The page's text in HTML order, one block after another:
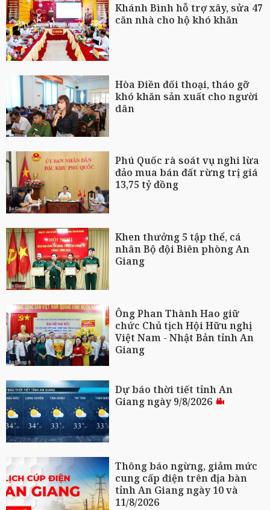
Khánh Bình hỗ trợ xây, sửa 47
căn nhà cho hộ khó khăn
Hòa Điền đối thoại, tháo gỡ
khó khăn sản xuất cho người
dân
Phú Quốc rà soát vụ nghi lừa
đảo mua bán đất rừng trị giá
13,75 tỷ đồng
Khen thưởng 5 tập thể, cá
nhân Bộ đội Biên phòng An
Giang
Ông Phan Thành Hao giữ
chức Chủ tịch Hội Hữu nghị
Việt Nam - Nhật Bản tỉnh An
Giang
Dự báo thời tiết tỉnh An
Giang ngày 9/8/2026
Thông báo ngừng, giảm mức
cung cấp điện trên địa bàn
tỉnh An Giang ngày 10 và
11/8/2026